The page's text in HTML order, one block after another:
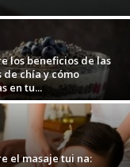
los beneficios de las
de chía y cómo
en tu...
el masaje tui na: